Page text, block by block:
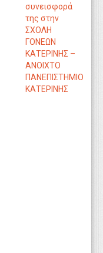
συνεισφορά
της στην
ΣΧΟΛΗ
ΓΟΝΕΩΝ
ΚΑΤΕΡΙΝΗΣ –
ΑΝΟΙΧΤΟ
ΠΑΝΕΠΙΣΤΗΜΙΟ
ΚΑΤΕΡΙΝΗΣ